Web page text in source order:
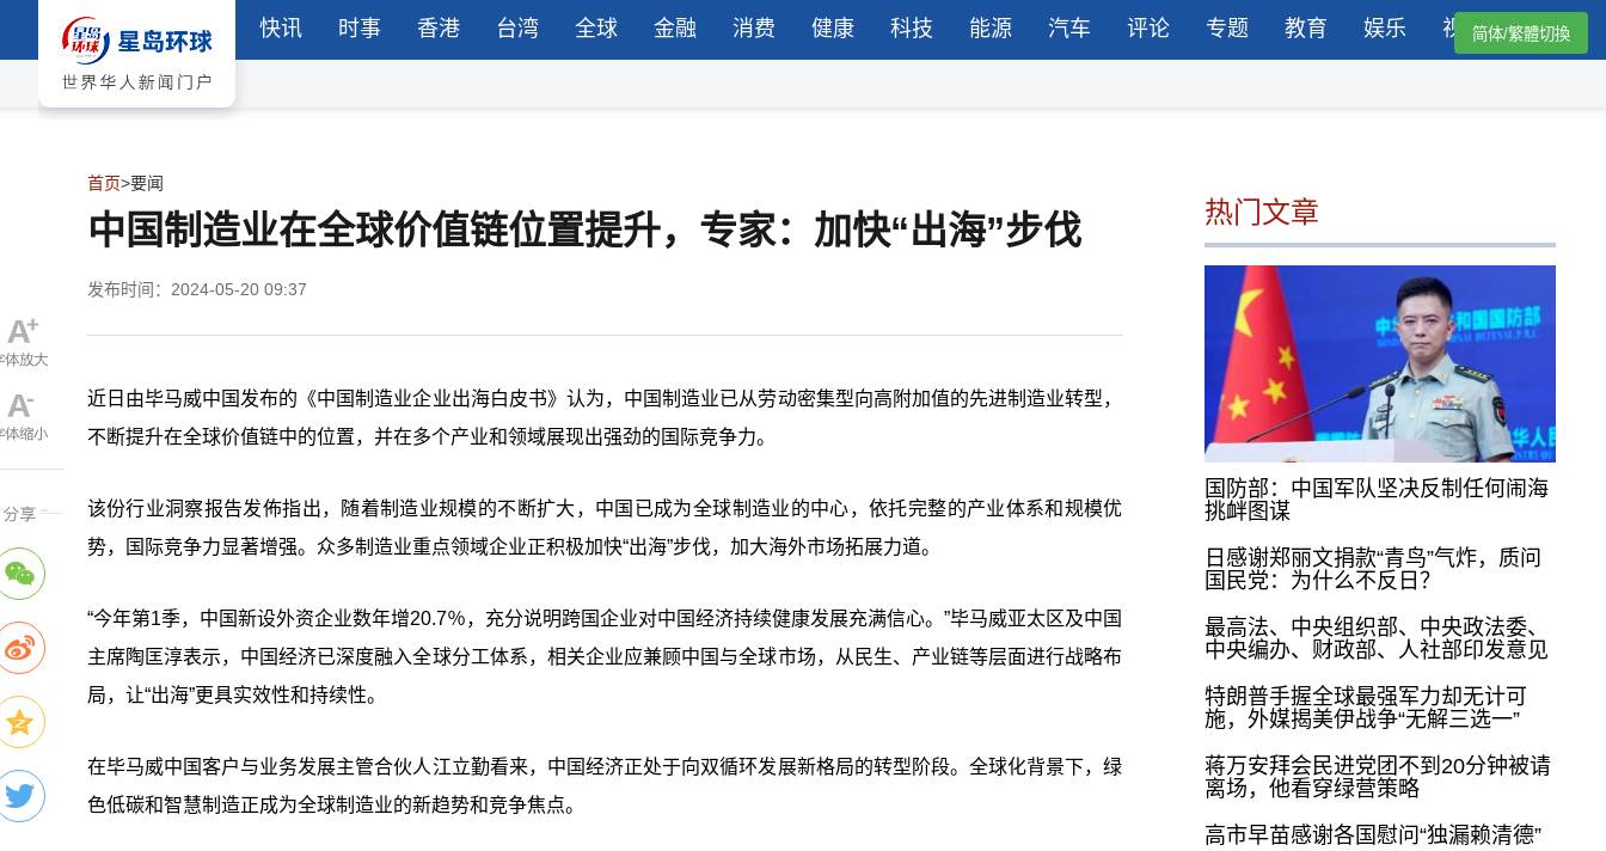
快讯 时事 香港 台湾 全球 金融 消费 健康 科技 能源 汽车 评论 专题 教育 娱乐 视频简体/繁體切換
首页>要闻
中国制造业在全球价值链位置提升，专家：加快“出海”步伐
发布时间：2024-05-20 09:37
近日由毕马威中国发布的《中国制造业企业出海白皮书》认为，中国制造业已从劳动密集型向高附加值的先进制造业转型，
不断提升在全球价值链中的位置，并在多个产业和领域展现出强劲的国际竞争力。
该份行业洞察报告发佈指出，随着制造业规模的不断扩大，中国已成为全球制造业的中心，依托完整的产业体系和规模优
势，国际竞争力显著增强。众多制造业重点领域企业正积极加快“出海”步伐，加大海外市场拓展力道。
“今年第1季，中国新设外资企业数年增20.7％，充分说明跨国企业对中国经济持续健康发展充满信心。”毕马威亚太区及中国
主席陶匡淳表示，中国经济已深度融入全球分工体系，相关企业应兼顾中国与全球市场，从民生、产业链等层面进行战略布
局，让“出海”更具实效性和持续性。
在毕马威中国客户与业务发展主管合伙人江立勤看来，中国经济正处于向双循环发展新格局的转型阶段。全球化背景下，绿
色低碳和智慧制造正成为全球制造业的新趋势和竞争焦点。
热门文章
国防部：中国军队坚决反制任何闹海
挑衅图谋
日感谢郑丽文捐款“青鸟”气炸，质问
国民党：为什么不反日？
最高法、中央组织部、中央政法委、
中央编办、财政部、人社部印发意见
特朗普手握全球最强军力却无计可
施，外媒揭美伊战争“无解三选一”
蒋万安拜会民进党团不到20分钟被请
离场，他看穿绿营策略
高市早苗感谢各国慰问“独漏赖清德”